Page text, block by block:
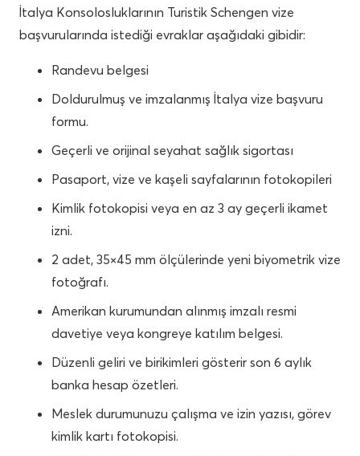
İtalya Konsolosluklarının Turistik Schengen vize
başvurularında istediği evraklar aşağıdaki gibidir:
Randevu belgesi
Doldurulmuş ve imzalanmış İtalya vize başvuru
formu.
Geçerli ve orijinal seyahat sağlık sigortası
Pasaport, vize ve kaşeli sayfalarının fotokopileri
Kimlik fotokopisi veya en az 3 ay geçerli ikamet
izni.
2 adet, 35×45 mm ölçülerinde yeni biyometrik vize
fotoğrafı.
Amerikan kurumundan alınmış imzalı resmi
davetiye veya kongreye katılım belgesi.
Düzenli geliri ve birikimleri gösterir son 6 aylık
banka hesap özetleri.
Meslek durumunuzu çalışma ve izin yazısı, görev
kimlik kartı fotokopisi.